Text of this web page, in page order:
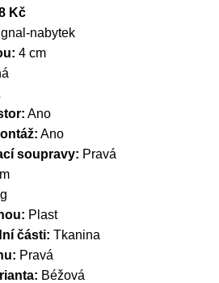
Kč
nabytek
4 cm
Ano
Ano
soupravy: Pravá
Plast
části: Tkanina
Pravá
Béžová